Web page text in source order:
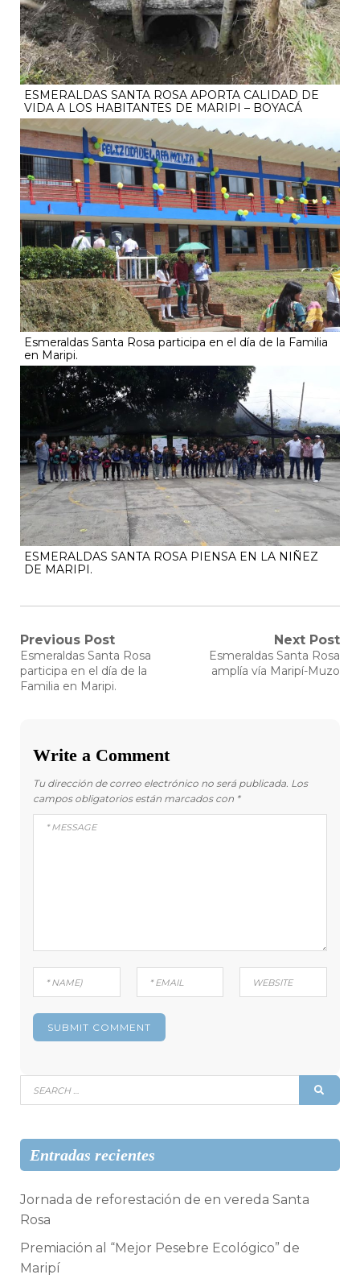
ESMERALDAS SANTA ROSA APORTA CALIDAD DE
VIDA A LOS HABITANTES DE MARIPI – BOYACÁ
Esmeraldas Santa Rosa participa en el día de la Familia
en Maripi.
ESMERALDAS SANTA ROSA PIENSA EN LA NIÑEZ
DE MARIPI.
Navegación
de
Previous Post
Previous
post:
Esmeraldas Santa Rosa
participa en el día de la
Familia en Maripi.
Next Post
Next
post:
Esmeraldas Santa Rosa
amplía vía Maripí-Muzo
Write a Comment
Tu dirección de correo electrónico no será publicada. Los
campos obligatorios están marcados con *
Search
for:
Entradas recientes
Jornada de reforestación de en vereda Santa
Rosa
Premiación al “Mejor Pesebre Ecológico” de
Maripí